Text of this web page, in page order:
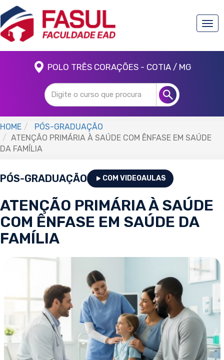
POLO TRÊS CORAÇÕES - COTIA / MG
HOME
PÓS-GRADUAÇÃO
ATENÇÃO PRIMÁRIA À SAÚDE COM ÊNFASE EM SAÚDE
DA FAMÍLIA
PÓS-GRADUAÇÃO COM VIDEOAULAS
ATENÇÃO PRIMÁRIA À SAÚDE
COM ÊNFASE EM SAÚDE DA
FAMÍLIA